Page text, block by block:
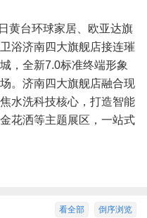
黄台环球家居、欧亚达旗
浴济南四大旗舰店接连璀
，全新7.0标准终端形象
。济南四大旗舰店融合现
水洗科技核心，打造智能
花洒等主题展区，一站式
倒序浏览
看全部